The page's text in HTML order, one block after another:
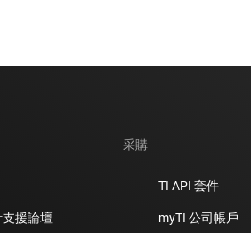
支援論壇
采購
TI API 套件
myTI 公司帳戶